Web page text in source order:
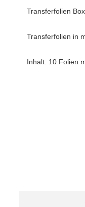
Transferfolien
Transferfolien in
Inhalt: 10 Folien